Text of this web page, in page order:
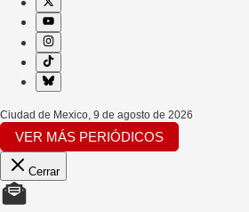
Ciudad de Mexico, 9 de agosto de 2026
VER MÁS PERIÓDICOS
Cerrar